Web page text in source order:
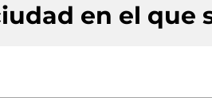
en el que